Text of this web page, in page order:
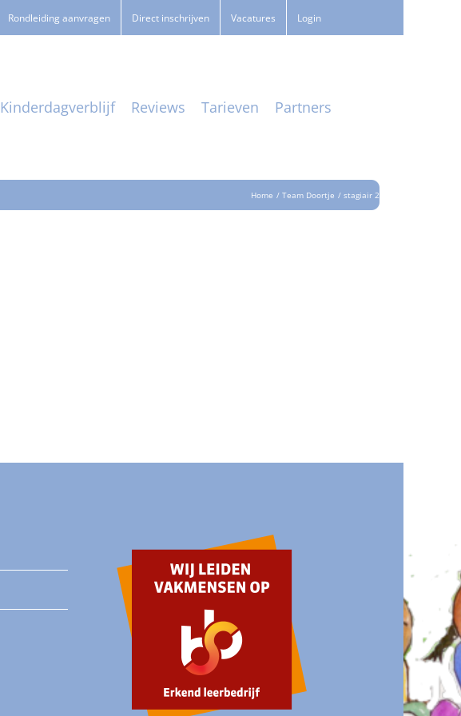
Rondleiding aanvragen Direct inschrijven Vacatures Login
Kinderdagverblijf Reviews Tarieven Partners
Home Team Doortje stagiair 2